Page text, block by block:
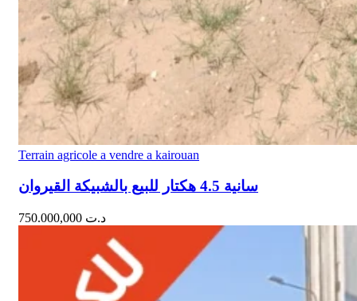
Terrain agricole a vendre a kairouan
سانية 4.5 هكتار للبيع بالشبيكة القيروان
د.ت